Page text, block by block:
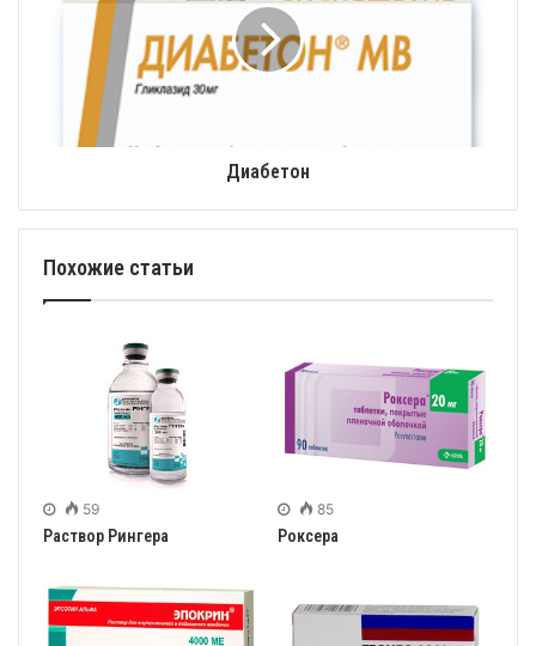
Диабетон
Похожие статьи
59
Раствор Рингера
85
Роксера